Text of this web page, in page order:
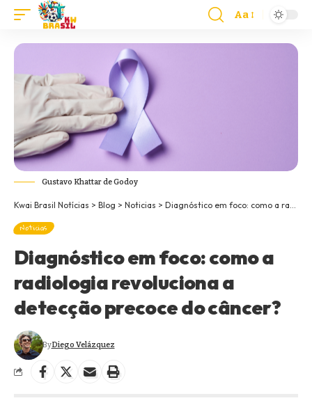
Aa
Gustavo Khattar de Godoy
Kwai Brasil Notícias > Blog > Noticias > Diagnóstico em foco: como a radiologia revoluciona a detecção precoce do câncer?
Noticias
Diagnóstico em foco: como a
radiologia revoluciona a
detecção precoce do câncer?
ByDiego Velázquez